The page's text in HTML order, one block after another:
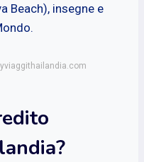
Beach), insegne e